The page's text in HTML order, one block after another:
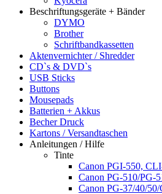
Beschriftungsgeräte + Bänder
DYMO
Brother
Schriftbandkassetten
Aktenvernichter / Shredder
CD`s & DVD`s
USB Sticks
Buttons
Mousepads
Batterien + Akkus
Becher Druck
Kartons / Versandtaschen
Anleitungen / Hilfe
Tinte
Canon PGI-550,
Canon PG-510/PG-
Canon PG-37/40/